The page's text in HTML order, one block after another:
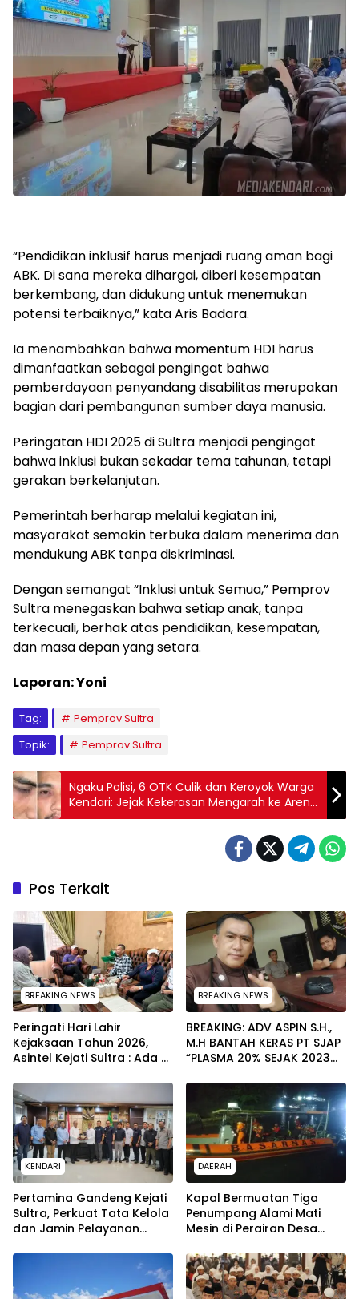
“Pendidikan inklusif harus menjadi ruang aman bagi
ABK. Di sana mereka dihargai, diberi kesempatan
berkembang, dan didukung untuk menemukan
potensi terbaiknya,” kata Aris Badara.
Ia menambahkan bahwa momentum HDI harus
dimanfaatkan sebagai pengingat bahwa
pemberdayaan penyandang disabilitas merupakan
bagian dari pembangunan sumber daya manusia.
Peringatan HDI 2025 di Sultra menjadi pengingat
bahwa inklusi bukan sekadar tema tahunan, tetapi
gerakan berkelanjutan.
Pemerintah berharap melalui kegiatan ini,
masyarakat semakin terbuka dalam menerima dan
mendukung ABK tanpa diskriminasi.
Dengan semangat “Inklusi untuk Semua,” Pemprov
Sultra menegaskan bahwa setiap anak, tanpa
terkecuali, berhak atas pendidikan, kesempatan,
dan masa depan yang setara.
Laporan: Yoni
Tag:
Pemprov Sultra
Topik:
Pemprov Sultra
Ngaku Polisi, 6 OTK Culik dan Keroyok Warga
Kendari: Jejak Kekerasan Mengarah ke Arena
Biliar Prawira
Pos Terkait
BREAKING NEWS
Peringati Hari Lahir
Kejaksaan Tahun 2026,
Asintel Kejati Sultra : Ada
sampai Adhyaksa Run
BREAKING NEWS
BREAKING: ADV ASPIN S.H.,
M.H BANTAH KERAS PT SJAP
“PLASMA 20% SEJAK 2023
WARGA WAWOONE!
KENDARI
Pertamina Gandeng Kejati
Sultra, Perkuat Tata Kelola
dan Jamin Pelayanan
DAERAH
Kapal Bermuatan Tiga
Penumpang Alami Mati
Mesin di Perairan Desa
Dikerahkan